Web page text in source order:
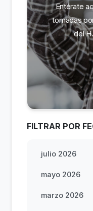
Entérate
tomadas
del
FILTRAR POR
julio 2026
mayo 2026
marzo 2026